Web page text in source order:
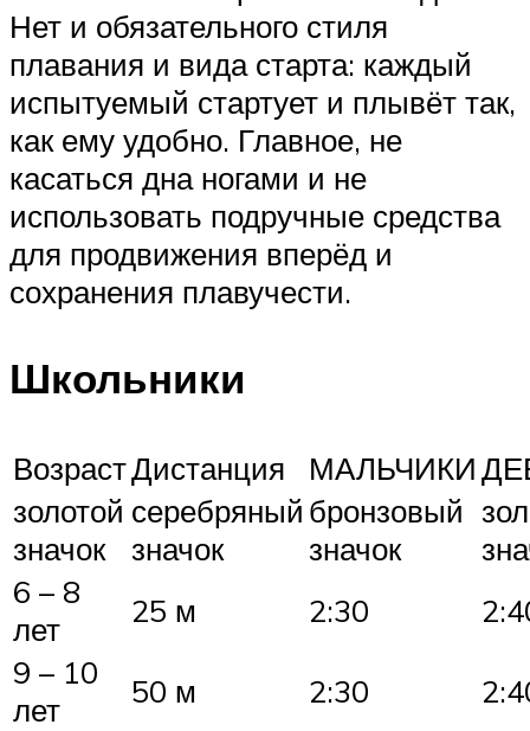
Нет и обязательного стиля
плавания и вида старта: каждый
испытуемый стартует и плывёт так,
как ему удобно. Главное, не
касаться дна ногами и не
использовать подручные средства
для продвижения вперёд и
сохранения плавучести.
Школьники
ВозрастДистанция МАЛЬЧИКИ
золотой
значок
серебряный
значок
бронзовый
значок
6 – 8
лет
25 м 2:30
9 – 10
лет
50 м 2:30